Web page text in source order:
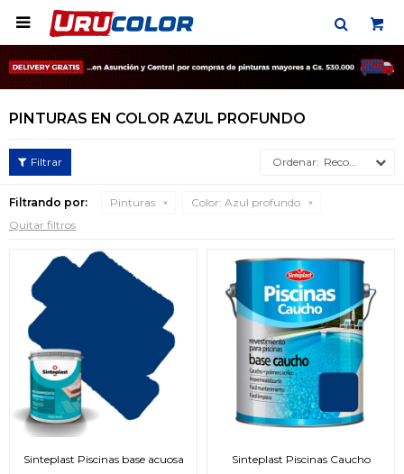

PINTURAS EN COLOR AZUL PROFUNDO
Recomendados
Filtrando por: Pinturas Color: Azul profundo
Quitar filtros
Sinteplast Piscinas base acuosa Sinteplast Piscinas Caucho